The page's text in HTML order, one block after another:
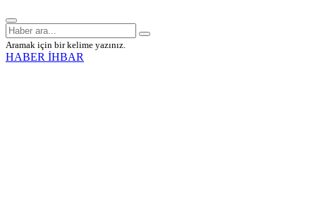
Aramak için bir kelime yazınız.
HABER İHBAR